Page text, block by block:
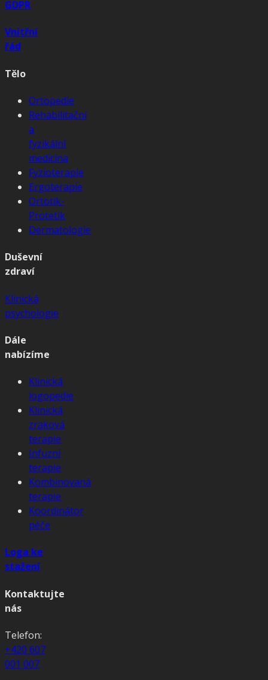
GDPR
Vnitřní
řád
Tělo
Ortopedie
Rehabilitační
a
fyzikální
medicína
Fyzioterapie
Ergoterapie
Ortotik-
Protetik
Dermatologie
Duševní
zdraví
Klinická
psychologie
Dále
nabízíme
Klinická
logopedie
Klinická
zraková
terapie
Infuzní
terapie
Kombinovaná
terapie
Koordinátor
péče
Loga ke
stažení
Kontaktujte
nás
Telefon:
+420 607
001 007